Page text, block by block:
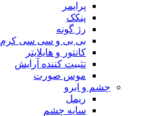
پرایمر
پنکک
رژ گونه
بی بی و سی سی کرم
کانتور و هایلایتر
تثبیت کننده آرایش
موس صورت
چشم و ابرو
ریمل
سایه چشم